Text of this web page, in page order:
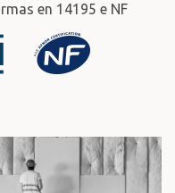
en 14195 e NF